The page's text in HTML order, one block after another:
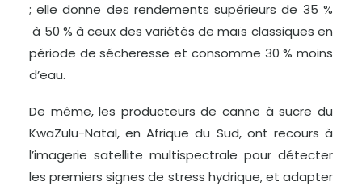
; elle donne des rendements supérieurs de 35 %
à 50 % à ceux des variétés de maïs classiques en
période de sécheresse et consomme 30 % moins
d’eau.
De même, les producteurs de canne à sucre du
KwaZulu-Natal, en Afrique du Sud, ont recours à
l’imagerie satellite multispectrale pour détecter
les premiers signes de stress hydrique, et adapter